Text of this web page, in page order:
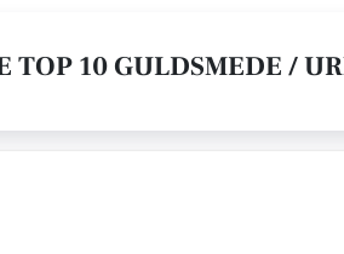
TOP 10 GULDSMEDE /